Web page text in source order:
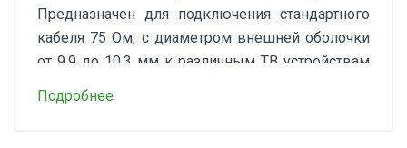
Предназначен для подключения стандартного
кабеля 75 Ом, с диаметром внешней оболочки
от 9.9 до 10.3 мм к различным ТВ устройствам
(делители, усилители, антенны).
Подробнее